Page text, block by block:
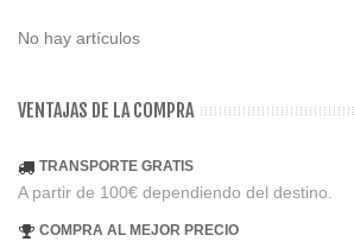
No hay artículos
VENTAJAS DE LA COMPRA
TRANSPORTE GRATIS
A partir de 100€ dependiendo del destino.
COMPRA AL MEJOR PRECIO